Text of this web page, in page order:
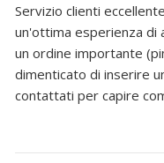
Servizio clienti
un'ottima esperienza di
un ordine importante
dimenticato di inserire
contattati per capire